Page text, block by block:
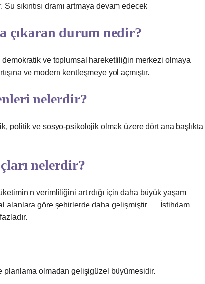
sıkıntısı dramı artmaya devam edecek
çıkaran durum nedir?
ve toplumsal hareketliliğin merkezi olmaya
ve modern kentleşmeye yol açmıştır.
nelerdir?
politik ve sosyo-psikolojik olmak üzere dört ana başlıkta
nelerdir?
verimliliğini artırdığı için daha büyük yaşam
alanlara göre şehirlerde daha gelişmiştir. … İstihdam
planlama olmadan gelişigüzel büyümesidir.